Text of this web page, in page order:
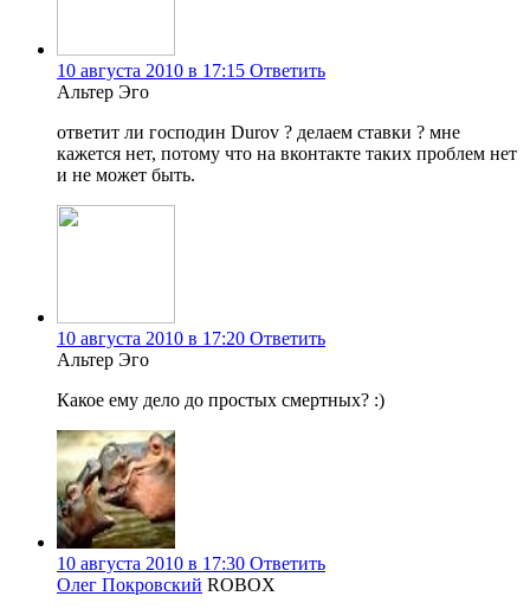
10 августа 2010 в 17:15 Ответить
Альтер Эго
ответит ли господин Durov ? делаем ставки ? мне
кажется нет, потому что на вконтакте таких проблем нет
и не может быть.
10 августа 2010 в 17:20 Ответить
Альтер Эго
Какое ему дело до простых смертных? :)
10 августа 2010 в 17:30 Ответить
Олег Покровский ROBOX